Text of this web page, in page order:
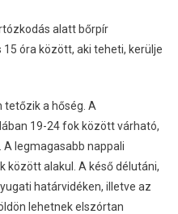
alatt bőrpír
óra között, aki teheti, kerülje
a hőség. A
19-24 fok között várható,
legmagasabb nappali
között alakul. A késő délutáni,
határvidéken, illetve az
lehetnek elszórtan